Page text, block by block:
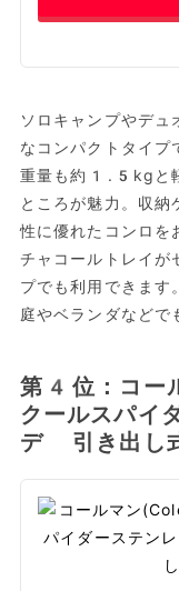
ソロキャンプやデュ
なコンパクトタイ
重量も約1.5kgと軽
ところが魅力。収納
性に優れたコンロを
チャコールトレイが
プでも利用できます
庭やベランダなどで
第4位：コー
クールスパイ
デ 引き出し